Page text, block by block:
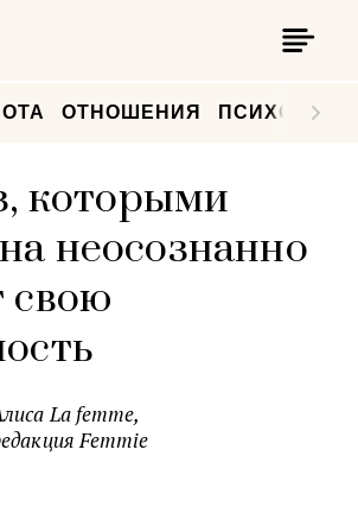
ОТНОШЕНИЯ
которыми
неосознанно
свою
La femme,
Femmie